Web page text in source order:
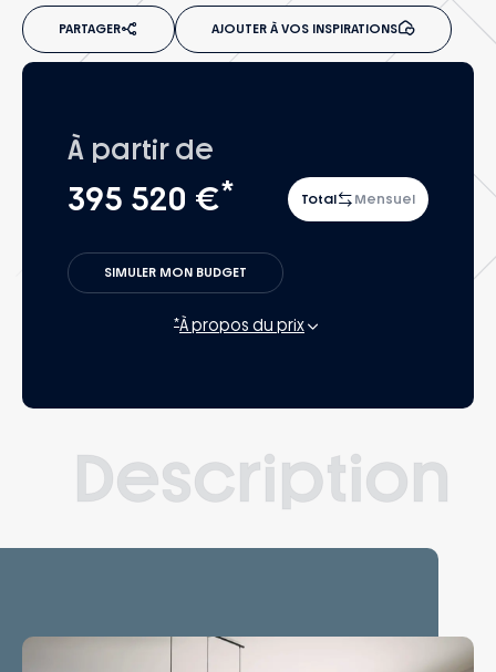
PARTAGER AJOUTER À VOS INSPIRATIONS
À partir de
395 520 €* Total Mensuel
SIMULER MON BUDGET
*À propos du prix
Description